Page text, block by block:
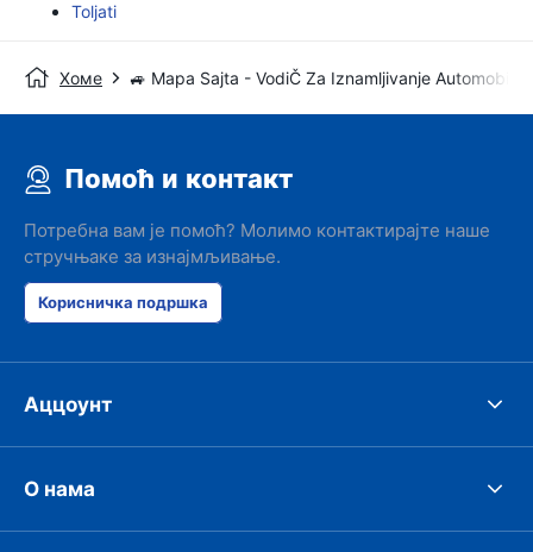
Toljati
Хоме 🚙 Mapa Sajta - VodiČ Za Iznamljivanje Automobila
Помоћ и контакт
Потребна вам је помоћ? Молимо контактирајте наше
стручњаке за изнајмљивање.
Корисничка подршка
Аццоунт
О нама